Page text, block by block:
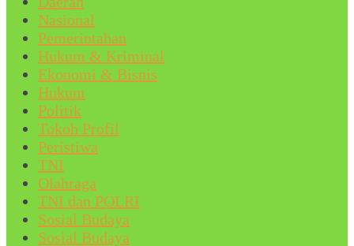
Nasional
Pemerintahan
Hukum & Kriminal
Ekonomi & Bisnis
Hukum
Politik
Tokoh Profil
Peristiwa
TNI
Olahraga
TNI dan POLRI
Sosial Budaya
Sosial Budaya